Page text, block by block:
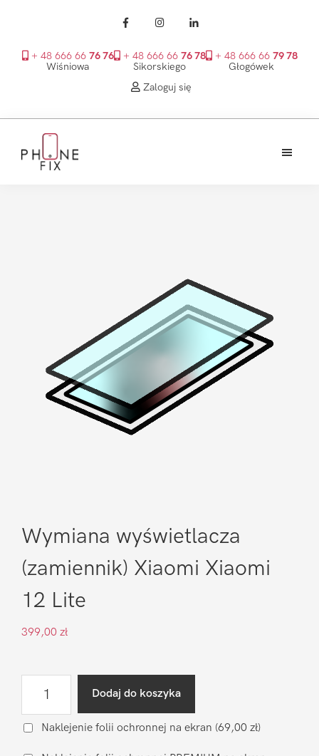
+ 48 666 66 76 76
Wiśniowa
+ 48 666 66 76 78
Sikorskiego
+ 48 666 66 79 78
Głogówek
Zaloguj się
głównego
Wymiana wyświetlacza
(zamiennik) Xiaomi Xiaomi
12 Lite
399,00 zł
wyświetlacza
Dodaj do koszyka
Naklejenie folii ochronnej na ekran (69,00 zł)